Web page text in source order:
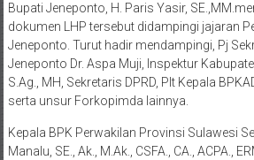
Bupati Jeneponto, H. Paris Yasir,
dokumen LHP tersebut didampingi jajaran
Jeneponto. Turut hadir mendampingi, Pj
Jeneponto Dr. Aspa Muji, Inspektur
S.Ag., MH, Sekretaris DPRD, Plt Kepala
serta unsur Forkopimda lainnya.
Kepala BPK Perwakilan Provinsi Sulawesi
Manalu, SE., Ak., M.Ak., CSFA., CA., ACPA.,